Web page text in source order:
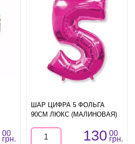
00
грн.
ШАР ЦИФРА 5 ФОЛЬГА
90СМ ЛЮКС (МАЛИНОВАЯ)
130 00
грн.